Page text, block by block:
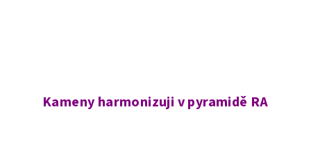
Kameny harmonizuji v pyramidě RA